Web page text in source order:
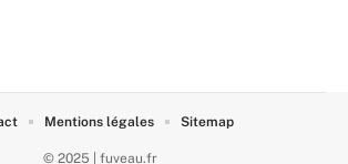
© 2025 | fuveau.fr
Mentions légales Sitemap